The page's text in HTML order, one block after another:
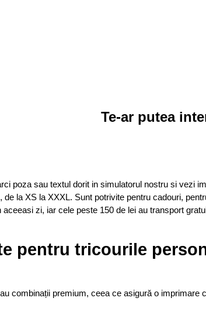
Te-ar putea
poza sau textul dorit in simulatorul nostru si vezi
la XS la XXXL. Sunt potrivite pentru cadouri,
zi, iar cele peste 150 de lei au transport
pentru tricourile
combinații premium, ceea ce asigură o imprimare